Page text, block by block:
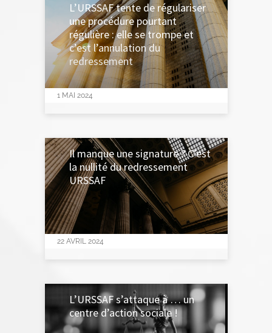
1 MAI 2024
L’URSSAF tente de régulariser
une procédure pourtant
régulière : elle se trompe et
c’est l’annulation du
redressement
22 AVRIL 2024
Il manque une signature ? C’est
la nullité du redressement
URSSAF
L’URSSAF s’attaque à … un
centre d’action sociale !